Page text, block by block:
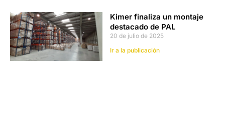
Kimer finaliza un montaje
destacado de PAL
20 de julio de 2025
Ir a la publicación